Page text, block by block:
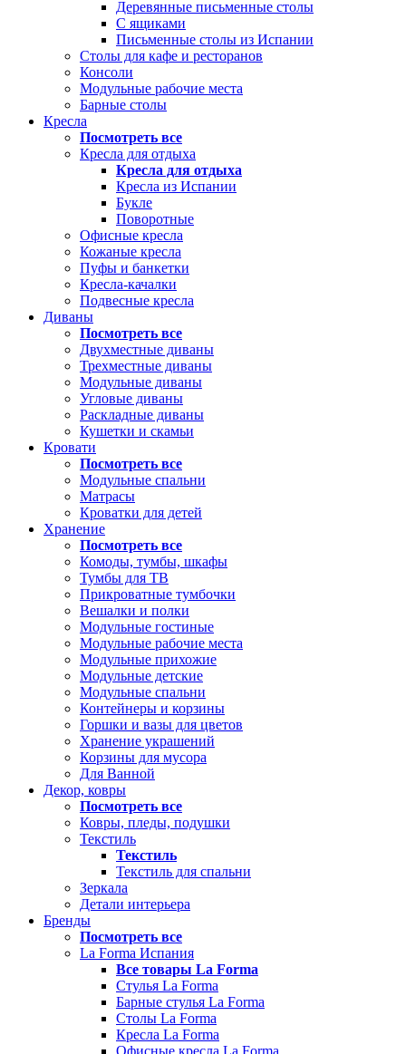
Деревянные письменные столы
С ящиками
Письменные столы из Испании
Столы для кафе и ресторанов
Консоли
Модульные рабочие места
Барные столы
Кресла
Посмотреть все
Кресла для отдыха
Кресла для отдыха
Кресла из Испании
Букле
Поворотные
Офисные кресла
Кожаные кресла
Пуфы и банкетки
Кресла-качалки
Подвесные кресла
Диваны
Посмотреть все
Двухместные диваны
Трехместные диваны
Модульные диваны
Угловые диваны
Раскладные диваны
Кушетки и скамьи
Кровати
Посмотреть все
Модульные спальни
Матрасы
Кроватки для детей
Хранение
Посмотреть все
Комоды, тумбы, шкафы
Тумбы для ТВ
Прикроватные тумбочки
Вешалки и полки
Модульные гостиные
Модульные рабочие места
Модульные прихожие
Модульные детские
Модульные спальни
Контейнеры и корзины
Горшки и вазы для цветов
Хранение украшений
Корзины для мусора
Для Ванной
Декор, ковры
Посмотреть все
Ковры, пледы, подушки
Текстиль
Текстиль
Текстиль для спальни
Зеркала
Детали интерьера
Бренды
Посмотреть все
La Forma Испания
Все товары La Forma
Стулья La Forma
Барные стулья La Forma
Столы La Forma
Кресла La Forma